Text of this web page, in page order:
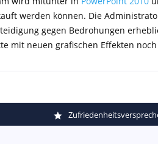
werden können. Die
gegen Bedrohungen
mit neuen grafischen Effekten